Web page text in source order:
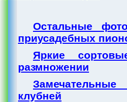
Остальные
приусадебных
Яркие
размножении
клубней